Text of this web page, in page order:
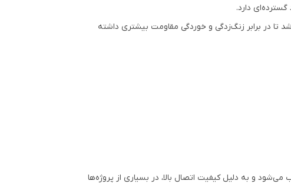
دارد.
تا در برابر زنگ‌زدگی و خوردگی مقاومت بیشتری داشته
و به دلیل کیفیت اتصال بالا، در بسیاری از پروژه‌ها